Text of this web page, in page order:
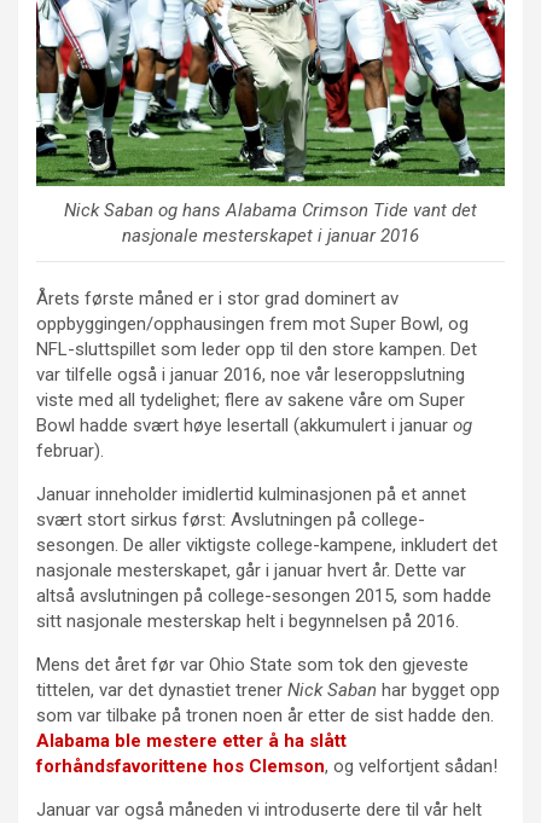
Nick Saban og hans Alabama Crimson Tide vant det
nasjonale mesterskapet i januar 2016
Årets første måned er i stor grad dominert av
oppbyggingen/opphausingen frem mot Super Bowl, og
NFL-sluttspillet som leder opp til den store kampen. Det
var tilfelle også i januar 2016, noe vår leseroppslutning
viste med all tydelighet; flere av sakene våre om Super
Bowl hadde svært høye lesertall (akkumulert i januar og
februar).
Januar inneholder imidlertid kulminasjonen på et annet
svært stort sirkus først: Avslutningen på college-
sesongen. De aller viktigste college-kampene, inkludert det
nasjonale mesterskapet, går i januar hvert år. Dette var
altså avslutningen på college-sesongen 2015, som hadde
sitt nasjonale mesterskap helt i begynnelsen på 2016.
Mens det året før var Ohio State som tok den gjeveste
tittelen, var det dynastiet trener Nick Saban har bygget opp
som var tilbake på tronen noen år etter de sist hadde den.
Alabama ble mestere etter å ha slått
forhåndsfavorittene hos Clemson, og velfortjent sådan!
Januar var også måneden vi introduserte dere til vår helt